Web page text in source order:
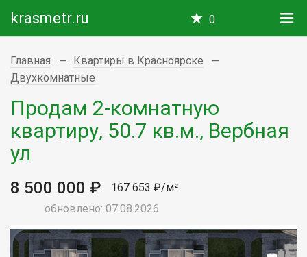
krasmetr.ru 0
Главная
Квартиры в Красноярске
Двухкомнатные
Продам 2-комнатную
квартиру, 50.7 кв.м., Вербная
ул
8 500 000 ₽
167 653 ₽/м²
обновлено: 07.08.2026